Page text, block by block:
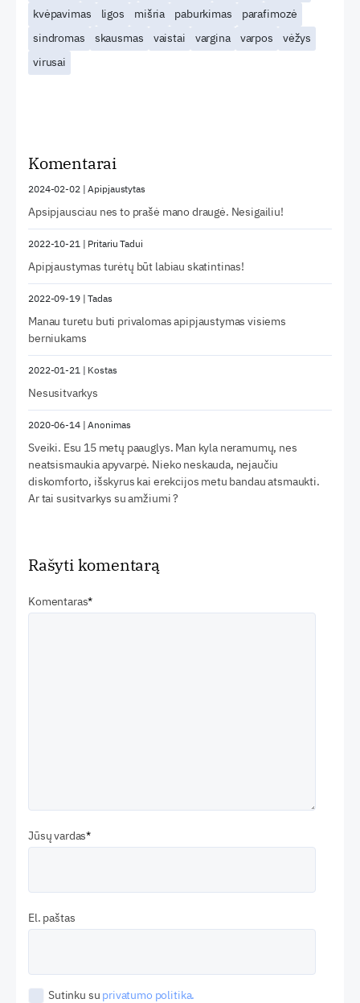
kvėpavimas ligos mišria paburkimas
parafimozė
sindromas
skausmas vaistai vargina varpos
vėžys
virusai
Komentarai
2024-02-02|Apipjaustytas
Apsipjausciau nes to prašė mano draugė. Nesigailiu!
2022-10-21| Pritariu Tadui
Apipjaustymas turėtų būt labiau skatintinas!
2022-09-19|Tadas
Manau turetu buti privalomas apipjaustymas visiems
berniukams
2022-01-21| Kostas
Nesusitvarkys
2020-06-14|Anonimas
Sveiki. Esu 15 metų paauglys. Man kyla neramumų, nes
neatsismaukia apyvarpė. Nieko neskauda, nejaučiu
diskomforto, išskyrus kai erekcijos metu bandau atsmaukti.
Ar tai susitvarkys su amžiumi ?
Rašyti komentarą
Komentaras
Jūsų vardas
El. paštas
Sutinku su privatumo politika.